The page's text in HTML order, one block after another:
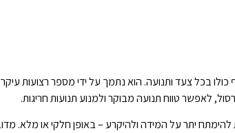
בכל צעד ותנועה. הוא נתמך על ידי מספר רצועות
לאפשר טווח תנועה מבוקר ולמנוע תנועות חריגות.
להימתח יתר על המידה ולהיקרע – באופן חלקי או מלא.